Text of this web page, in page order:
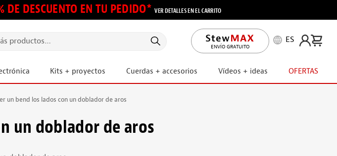
DE DESCUENTO EN TU PEDIDO*VER DETALLES EN EL CARRITO
ENVÍO GRATUITO
ES
Kits + proyectos Cuerdas + accesorios Vídeos + ideas OFERTAS
un bend los lados con un doblador de aros
un doblador de aros